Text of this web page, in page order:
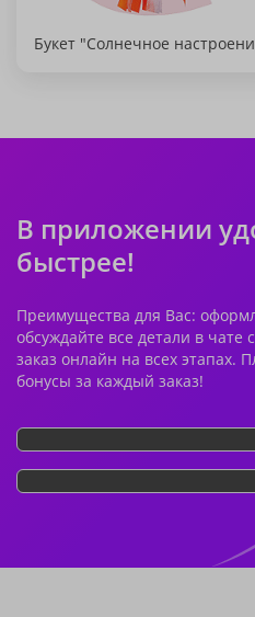
Букет "Солнечное
В приложении
быстрее!
Преимущества для Вас:
обсуждайте все детали в чате
заказ онлайн на всех этапах.
бонусы за каждый заказ!